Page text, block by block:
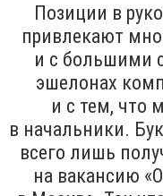
Позиции в
привлекают
и с большими
эшелонах
и с тем, что
в начальники.
всего лишь
на вакансию